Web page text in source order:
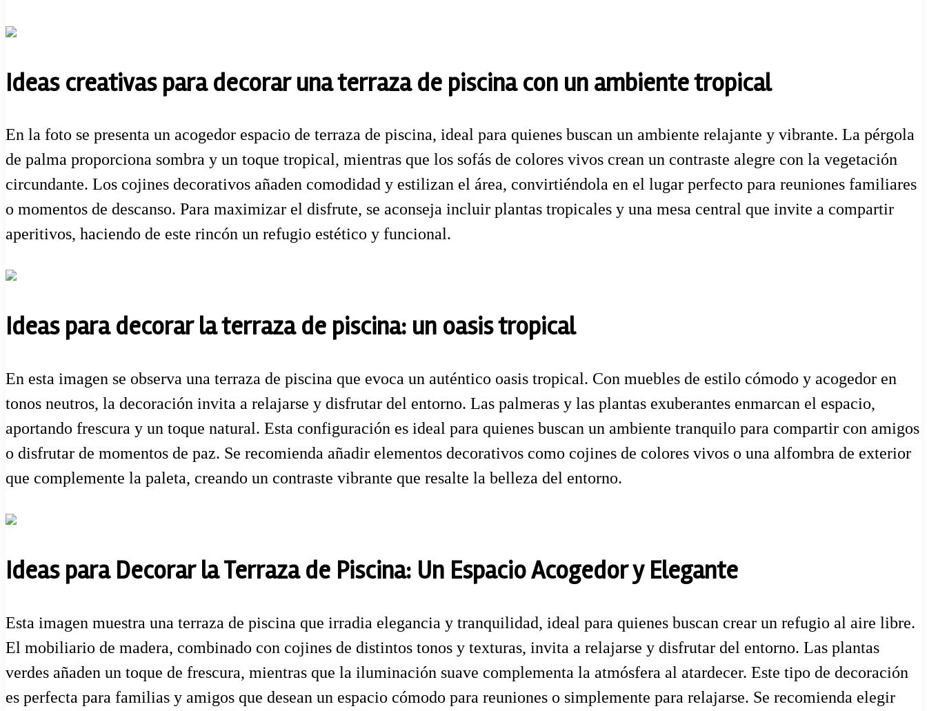
Ideas creativas para decorar una terraza de piscina con un ambiente tropical
En la foto se presenta un acogedor espacio de terraza de piscina, ideal para quienes buscan un ambiente relajante y vibrante. La pérgola
de palma proporciona sombra y un toque tropical, mientras que los sofás de colores vivos crean un contraste alegre con la vegetación
circundante. Los cojines decorativos añaden comodidad y estilizan el área, convirtiéndola en el lugar perfecto para reuniones familiares
o momentos de descanso. Para maximizar el disfrute, se aconseja incluir plantas tropicales y una mesa central que invite a compartir
aperitivos, haciendo de este rincón un refugio estético y funcional.
Ideas para decorar la terraza de piscina: un oasis tropical
En esta imagen se observa una terraza de piscina que evoca un auténtico oasis tropical. Con muebles de estilo cómodo y acogedor en
tonos neutros, la decoración invita a relajarse y disfrutar del entorno. Las palmeras y las plantas exuberantes enmarcan el espacio,
aportando frescura y un toque natural. Esta configuración es ideal para quienes buscan un ambiente tranquilo para compartir con amigos
o disfrutar de momentos de paz. Se recomienda añadir elementos decorativos como cojines de colores vivos o una alfombra de exterior
que complemente la paleta, creando un contraste vibrante que resalte la belleza del entorno.
Ideas para Decorar la Terraza de Piscina: Un Espacio Acogedor y Elegante
Esta imagen muestra una terraza de piscina que irradia elegancia y tranquilidad, ideal para quienes buscan crear un refugio al aire libre.
El mobiliario de madera, combinado con cojines de distintos tonos y texturas, invita a relajarse y disfrutar del entorno. Las plantas
verdes añaden un toque de frescura, mientras que la iluminación suave complementa la atmósfera al atardecer. Este tipo de decoración
es perfecta para familias y amigos que desean un espacio cómodo para reuniones o simplemente para relajarse. Se recomienda elegir